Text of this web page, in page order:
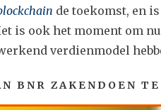
de toekomst, en
is ook het moment om
verdienmodel
BNR ZAKENDOEN